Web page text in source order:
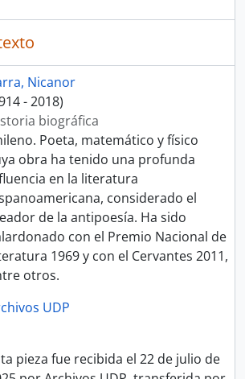
Nicanor
- 2018)
biográfica
Poeta, matemático y físico
obra ha tenido una profunda
en la literatura
considerado el
de la antipoesía. Ha sido
con el Premio Nacional de
1969 y con el Cervantes 2011,
otros.
UDP
pieza fue recibida el 22 de julio de